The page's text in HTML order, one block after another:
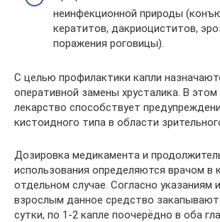
неинфекционной природы
кератитов, дакриоциститов,
поражения роговицы).
С целью профилактики капли
оперативной замены хрусталика. В этом
лекарство способствует
кистоидного типа в области
Дозировка медикамента и
использования определяются врачом в
отдельном случае. Согласно указаниям
взрослым данное средство
сутки, по 1-2 капле поочерёдно в оба